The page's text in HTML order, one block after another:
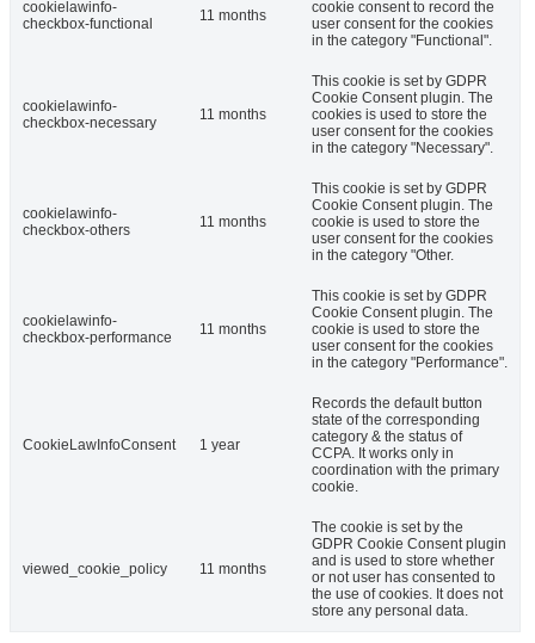
cookielawinfo-
checkbox-functional
11 months
cookie consent to record the
user consent for the cookies
in the category "Functional".
cookielawinfo-
checkbox-necessary
11 months
This cookie is set by GDPR
Cookie Consent plugin. The
cookies is used to store the
user consent for the cookies
in the category "Necessary".
cookielawinfo-
checkbox-others
11 months
This cookie is set by GDPR
Cookie Consent plugin. The
cookie is used to store the
user consent for the cookies
in the category "Other.
cookielawinfo-
checkbox-performance
11 months
This cookie is set by GDPR
Cookie Consent plugin. The
cookie is used to store the
user consent for the cookies
in the category "Performance".
CookieLawInfoConsent 1 year
Records the default button
state of the corresponding
category & the status of
CCPA. It works only in
coordination with the primary
cookie.
viewed_cookie_policy 11 months
The cookie is set by the
GDPR Cookie Consent plugin
and is used to store whether
or not user has consented to
the use of cookies. It does not
store any personal data.